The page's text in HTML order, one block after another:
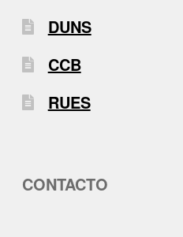
DUNS
CCB
RUES
CONTACTO